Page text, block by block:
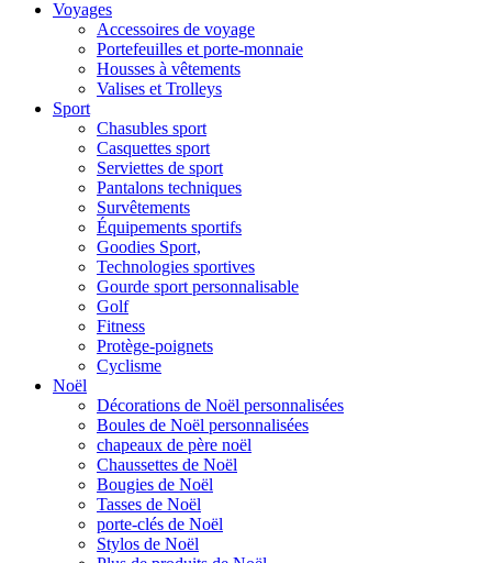
Voyages
Accessoires de voyage
Portefeuilles et porte-monnaie
Housses à vêtements
Valises et Trolleys
Sport
Chasubles sport
Casquettes sport
Serviettes de sport
Pantalons techniques
Survêtements
Équipements sportifs
Goodies Sport,
Technologies sportives
Gourde sport personnalisable
Golf
Fitness
Protège-poignets
Cyclisme
Noël
Décorations de Noël personnalisées
Boules de Noël personnalisées
chapeaux de père noël
Chaussettes de Noël
Bougies de Noël
Tasses de Noël
porte-clés de Noël
Stylos de Noël